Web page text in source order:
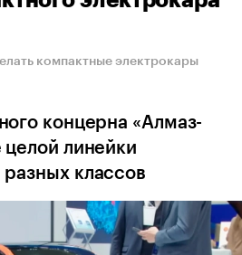
компактные электрокары
концерна «Алмаз-
целой линейки
классов